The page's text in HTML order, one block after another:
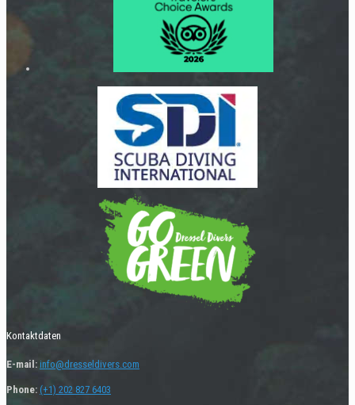
Kontaktdaten
E-mail: info@dresseldivers.com
Phone: (+1) 202 827 6403